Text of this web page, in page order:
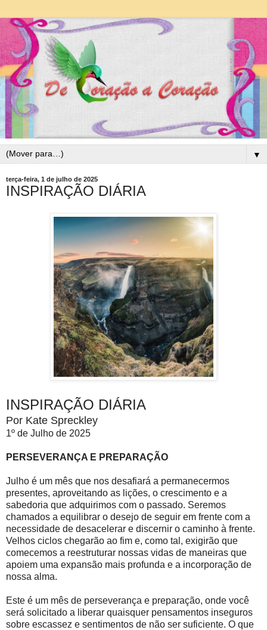
▼
terça-feira, 1 de julho de 2025
INSPIRAÇÃO DIÁRIA
INSPIRAÇÃO DIÁRIA
Por Kate Spreckley
1º de Julho de 2025
PERSEVERANÇA E PREPARAÇÃO
Julho é um mês que nos desafiará a permanecermos
presentes, aproveitando as lições, o crescimento e a
sabedoria que adquirimos com o passado. Seremos
chamados a equilibrar o desejo de seguir em frente com a
necessidade de desacelerar e discernir o caminho à frente.
Velhos ciclos chegarão ao fim e, como tal, exigirão que
comecemos a reestruturar nossas vidas de maneiras que
apoiem uma expansão mais profunda e a incorporação de
nossa alma.
Este é um mês de perseverança e preparação, onde você
será solicitado a liberar quaisquer pensamentos inseguros
sobre escassez e sentimentos de não ser suficiente. O que